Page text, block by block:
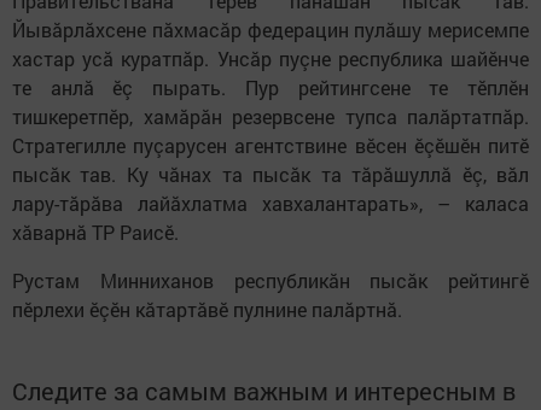
Йывăрлăхсене пăхмасăр федерацин пулăшу мерисемпе
хастар усă куратпăр. Унсăр пуçне республика шайӗнче
те анлă ӗç пырать. Пур рейтингсене те тӗплӗн
тишкеретпӗр, хамăрăн резервсене тупса палăртатпăр.
Стратегилле пуçарусен агентствине вӗсен ӗçӗшӗн питӗ
пысăк тав. Ку чăнах та пысăк та тăрăшуллă ӗç, вăл
лару-тăрăва лайăхлатма хавхалантарать», – каласа
хăварнă ТР Раисӗ.
Рустам Минниханов республикăн пысăк рейтингӗ
пӗрлехи ӗçӗн кăтартăвӗ пулнине палăртнă.
Следите за самым важным и интересным в